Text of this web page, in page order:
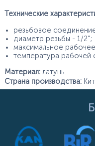
Технические
резьбовое
диаметр резьбы - 1/2";
максимальное
температура рабочей
Материал:латунь.
Страна производства: